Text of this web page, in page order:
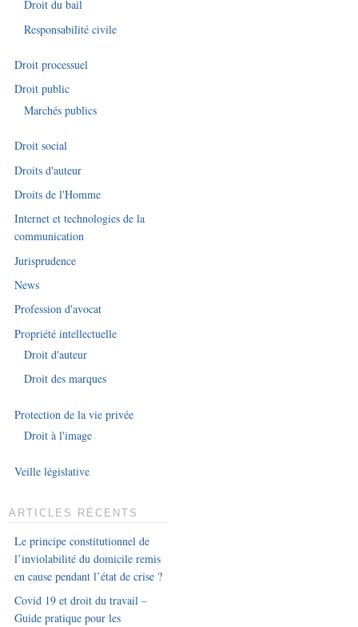
Droit du bail
Responsabilité civile
Droit processuel
Droit public
Marchés publics
Droit social
Droits d'auteur
Droits de l'Homme
Internet et technologies de la
communication
Jurisprudence
News
Profession d'avocat
Propriété intellectuelle
Droit d'auteur
Droit des marques
Protection de la vie privée
Droit à l'image
Veille législative
ARTICLES RÉCENTS
Le principe constitutionnel de
l’inviolabilité du domicile remis
en cause pendant l’état de crise ?
Covid 19 et droit du travail –
Guide pratique pour les